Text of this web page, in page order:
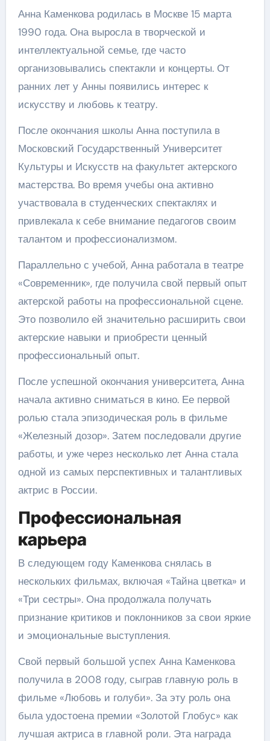
Анна Каменкова родилась в Москве 15 марта
1990 года. Она выросла в творческой и
интеллектуальной семье, где часто
организовывались спектакли и концерты. От
ранних лет у Анны появились интерес к
искусству и любовь к театру.
После окончания школы Анна поступила в
Московский Государственный Университет
Культуры и Искусств на факультет актерского
мастерства. Во время учебы она активно
участвовала в студенческих спектаклях и
привлекала к себе внимание педагогов своим
талантом и профессионализмом.
Параллельно с учебой, Анна работала в театре
«Современник», где получила свой первый опыт
актерской работы на профессиональной сцене.
Это позволило ей значительно расширить свои
актерские навыки и приобрести ценный
профессиональный опыт.
После успешной окончания университета, Анна
начала активно сниматься в кино. Ее первой
ролью стала эпизодическая роль в фильме
«Железный дозор». Затем последовали другие
работы, и уже через несколько лет Анна стала
одной из самых перспективных и талантливых
актрис в России.
Профессиональная
карьера
В следующем году Каменкова снялась в
нескольких фильмах, включая «Тайна цветка» и
«Три сестры». Она продолжала получать
признание критиков и поклонников за свои яркие
и эмоциональные выступления.
Свой первый большой успех Анна Каменкова
получила в 2008 году, сыграв главную роль в
фильме «Любовь и голуби». За эту роль она
была удостоена премии «Золотой Глобус» как
лучшая актриса в главной роли. Эта награда